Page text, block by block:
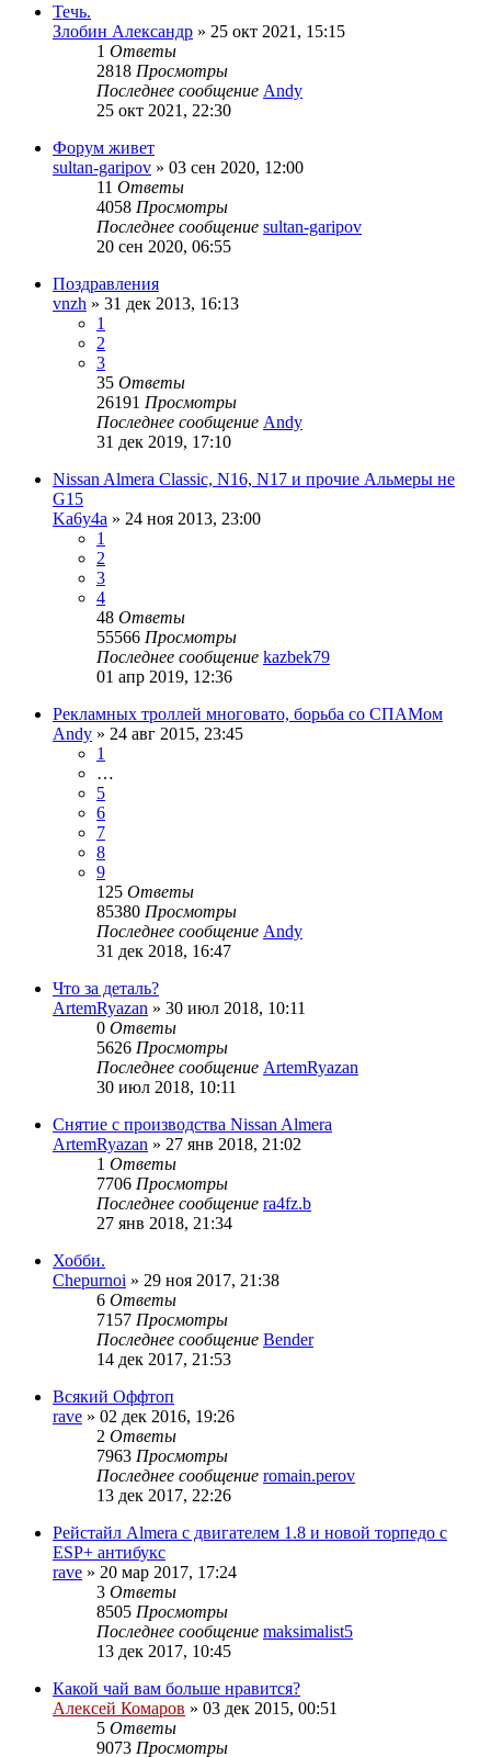
Течь.
Злобин Александр » 25 окт 2021, 15:15
1 Ответы
2818 Просмотры
Последнее сообщение Andy
25 окт 2021, 22:30
Форум живет
sultan-garipov » 03 сен 2020, 12:00
11 Ответы
4058 Просмотры
Последнее сообщение sultan-garipov
20 сен 2020, 06:55
Поздравления
vnzh » 31 дек 2013, 16:13
1
2
3
35 Ответы
26191 Просмотры
Последнее сообщение Andy
31 дек 2019, 17:10
Nissan Almera Classic, N16, N17 и прочие Альмеры не
G15
Ka6y4a » 24 ноя 2013, 23:00
1
2
3
4
48 Ответы
55566 Просмотры
Последнее сообщение kazbek79
01 апр 2019, 12:36
Рекламных троллей многовато, борьба со СПАМом
Andy » 24 авг 2015, 23:45
1
…
5
6
7
8
9
125 Ответы
85380 Просмотры
Последнее сообщение Andy
31 дек 2018, 16:47
Что за деталь?
ArtemRyazan » 30 июл 2018, 10:11
0 Ответы
5626 Просмотры
Последнее сообщение ArtemRyazan
30 июл 2018, 10:11
Снятие с производства Nissan Almera
ArtemRyazan » 27 янв 2018, 21:02
1 Ответы
7706 Просмотры
Последнее сообщение ra4fz.b
27 янв 2018, 21:34
Хобби.
Chepurnoi » 29 ноя 2017, 21:38
6 Ответы
7157 Просмотры
Последнее сообщение Bender
14 дек 2017, 21:53
Всякий Оффтоп
rave » 02 дек 2016, 19:26
2 Ответы
7963 Просмотры
Последнее сообщение romain.perov
13 дек 2017, 22:26
Рейстайл Almera с двигателем 1.8 и новой торпедо с
ESP+ антибукс
rave » 20 мар 2017, 17:24
3 Ответы
8505 Просмотры
Последнее сообщение maksimalist5
13 дек 2017, 10:45
Какой чай вам больше нравится?
Алексей Комаров » 03 дек 2015, 00:51
5 Ответы
9073 Просмотры